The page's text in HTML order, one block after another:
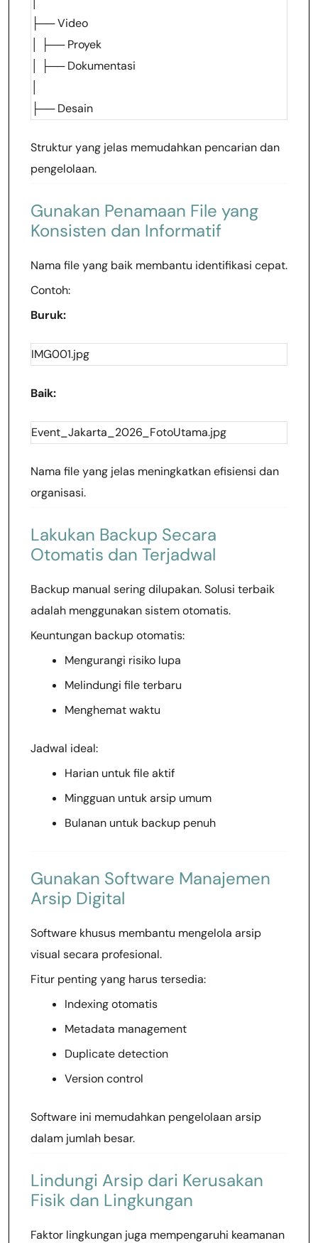
├── Video
│ ├── Proyek
│ ├── Dokumentasi
├── Desain
Struktur yang jelas memudahkan pencarian dan
pengelolaan.
Gunakan Penamaan File yang
Konsisten dan Informatif
Nama file yang baik membantu identifikasi cepat.
Contoh:
Buruk:
IMG001.jpg
Baik:
Event_Jakarta_2026_FotoUtama.jpg
Nama file yang jelas meningkatkan efisiensi dan
organisasi.
Lakukan Backup Secara
Otomatis dan Terjadwal
Backup manual sering dilupakan. Solusi terbaik
adalah menggunakan sistem otomatis.
Keuntungan backup otomatis:
Mengurangi risiko lupa
Melindungi file terbaru
Menghemat waktu
Jadwal ideal:
Harian untuk file aktif
Mingguan untuk arsip umum
Bulanan untuk backup penuh
Gunakan Software Manajemen
Arsip Digital
Software khusus membantu mengelola arsip
visual secara profesional.
Fitur penting yang harus tersedia:
Indexing otomatis
Metadata management
Duplicate detection
Version control
Software ini memudahkan pengelolaan arsip
dalam jumlah besar.
Lindungi Arsip dari Kerusakan
Fisik dan Lingkungan
Faktor lingkungan juga mempengaruhi keamanan